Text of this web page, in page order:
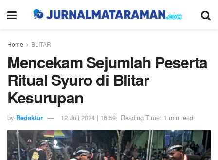
Home BLITAR
Mencekam Sejumlah Peserta
Ritual Syuro di Blitar
Kesurupan
by Redaktur 12 Juli 2024 | 16:59 Reading Time: 1 min read